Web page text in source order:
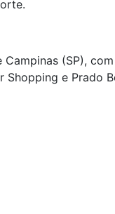
(SP),
e Prado